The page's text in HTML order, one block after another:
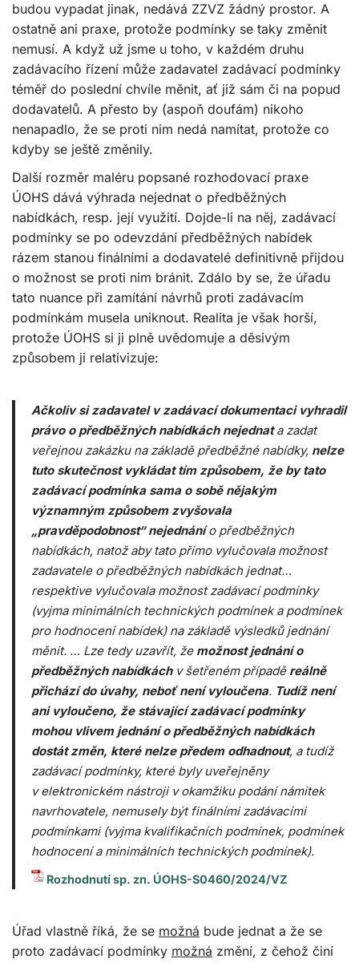
budou vypadat jinak, nedává ZZVZ žádný prostor. A
ostatně ani praxe, protože podmínky se taky změnit
nemusí. A když už jsme u toho, v každém druhu
zadávacího řízení může zadavatel zadávací podmínky
téměř do poslední chvíle měnit, ať již sám či na popud
dodavatelů. A přesto by (aspoň doufám) nikoho
nenapadlo, že se proti nim nedá namítat, protože co
kdyby se ještě změnily.
Další rozměr maléru popsané rozhodovací praxe
ÚOHS dává výhrada nejednat o předběžných
nabídkách, resp. její využití. Dojde-li na něj, zadávací
podmínky se po odevzdání předběžných nabídek
rázem stanou finálními a dodavatelé definitivně přijdou
o možnost se proti nim bránit. Zdálo by se, že úřadu
tato nuance při zamítání návrhů proti zadávacím
podmínkám musela uniknout. Realita je však horší,
protože ÚOHS si ji plně uvědomuje a děsivým
způsobem ji relativizuje:
Ačkoliv si zadavatel v zadávací dokumentaci vyhradil
právo o předběžných nabídkách nejednata zadat
veřejnou zakázku na základě předběžné nabídky, nelze
tuto skutečnost vykládat tím způsobem, že by tato
zadávací podmínka sama o sobě nějakým
významným způsobem zvyšovala
„pravděpodobnost“ nejednánío předběžných
nabídkách, natož aby tato přímo vylučovala možnost
zadavatele o předběžných nabídkách jednat…
respektive vylučovala možnost zadávací podmínky
(vyjma minimálních technických podmínek a podmínek
pro hodnocení nabídek) na základě výsledků jednání
měnit. … Lze tedy uzavřít, že možnost jednání o
předběžných nabídkách v šetřeném případě reálně
přichází do úvahy, neboť není vyloučena. Tudíž není
ani vyloučeno, že stávající zadávací podmínky
mohou vlivem jednání o předběžných nabídkách
dostát změn, které nelze předem odhadnout, a tudíž
zadávací podmínky, které byly uveřejněny
v elektronickém nástroji v okamžiku podání námitek
navrhovatele, nemusely být finálními zadávacími
podmínkami (vyjma kvalifikačních podmínek, podmínek
hodnocení a minimálních technických podmínek).
Rozhodnutí sp. zn. ÚOHS-S0460/2024/VZ
Úřad vlastně říká, že se možná bude jednat a že se
proto zadávací podmínky možná změní, z čehož činí